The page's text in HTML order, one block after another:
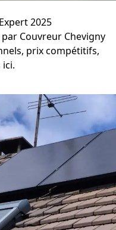
2025
Couvreur Chevigny
prix compétitifs,